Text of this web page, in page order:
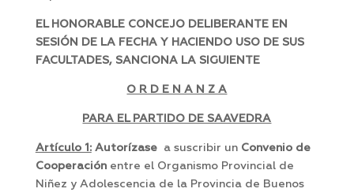
EL HONORABLE CONCEJO DELIBERANTE EN
SESIÓN DE LA FECHA Y HACIENDO USO DE SUS
FACULTADES, SANCIONA LA SIGUIENTE
O R D E N A N Z A
PARA EL PARTIDO DE SAAVEDRA
Artículo 1: Autorízasea suscribir un Convenio de
Cooperaciónentre el Organismo Provincial de
Niñez y Adolescencia de la Provincia de Buenos